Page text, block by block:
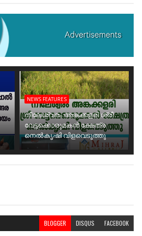
NEWS FEATURES
നീലേശ്വരം അങ്കക്കളരി ശ്രീ
വേട്ടക്കൊരുമകൻ ക്ഷേത്ര
നെൽകൃഷി വിളവെടുത്തു
BLOGGER DISQUS FACEBOOK